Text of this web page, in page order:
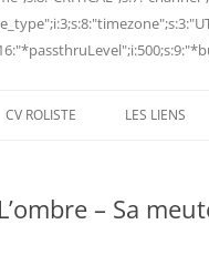
CV ROLISTE LES LIENS
– Sa